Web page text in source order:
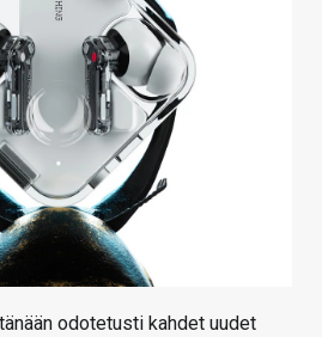
odotetusti kahdet uudet